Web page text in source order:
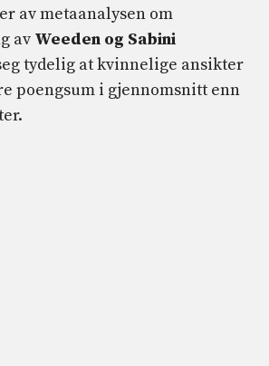
av metaanalysen om
av Weeden og Sabini
tydelig at kvinnelige ansikter
poengsum i gjennomsnitt enn